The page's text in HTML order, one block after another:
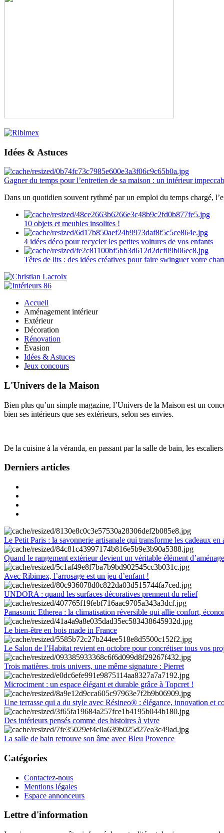
Idées & Astuces
Gagner du temps pour l’entretien de sa maison : un intérieur
Dans un quotidien souvent rythmé par un emploi du temps chargé,
10 objets et meubles insolites !
4 idées déco pour recycler les petites voitures de vos enfants
Têtes de lits : des idées créatives pour faire swinguer votre
Accueil
Aménagement intérieur
Extérieur
Décoration
Rénovation
Évasion
Idées & Astuces
Jeux concours
L'Univers de la Maison
Bien plus qu’un simple magazine, l’Univers de la Maison est un
bien ses intérieurs que ses extérieurs, selon ses envies.
De la cuisine à la véranda, en passant par la salle de bain, les
Derniers articles
Le Petit Paris : la savonnerie artisanale qui transforme les cadeaux en
Quand le rangement extérieur devient un véritable élément
Avec Ribimex, l’arrosage est un jeu d’enfant !
UNDORA : quand les surfaces décoratives prennent du relief
Panasonic Etherea : la climatisation réversible qui allie confort,
Le bien-être en bois made in France
Le Salon de l’Habitat revient en octobre pour concrétiser tous vos
Trois matières, trois univers, une même signature : Pierret
Microciment : un espace élégant et durable grâce à Topcret !
Une terrasse qui a du style avec Résineo® : élégance, innovation et
Des intérieurs pensés comme des histoires à vivre
La salle de bain retrouve son âme avec Bleu Provence
Catégories
Contactez-nous
Mentions légales
Espace annonceurs
Lettre d'information